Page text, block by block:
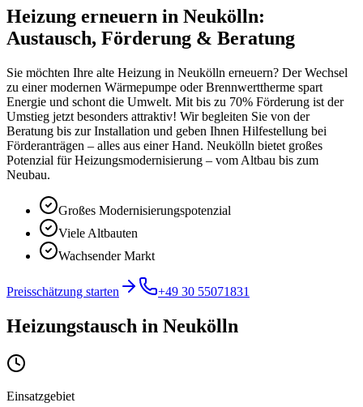
Heizung erneuern in Neukölln:
Austausch, Förderung & Beratung
Sie möchten Ihre alte Heizung in Neukölln erneuern? Der Wechsel
zu einer modernen Wärmepumpe oder Brennwerttherme spart
Energie und schont die Umwelt. Mit bis zu 70% Förderung ist der
Umstieg jetzt besonders attraktiv! Wir begleiten Sie von der
Beratung bis zur Installation und geben Ihnen Hilfestellung bei
Förderanträgen – alles aus einer Hand. Neukölln bietet großes
Potenzial für Heizungsmodernisierung – vom Altbau bis zum
Neubau.
Großes Modernisierungspotenzial
Viele Altbauten
Wachsender Markt
Preisschätzung starten +49 30 55071831
Heizungstausch in Neukölln
Einsatzgebiet